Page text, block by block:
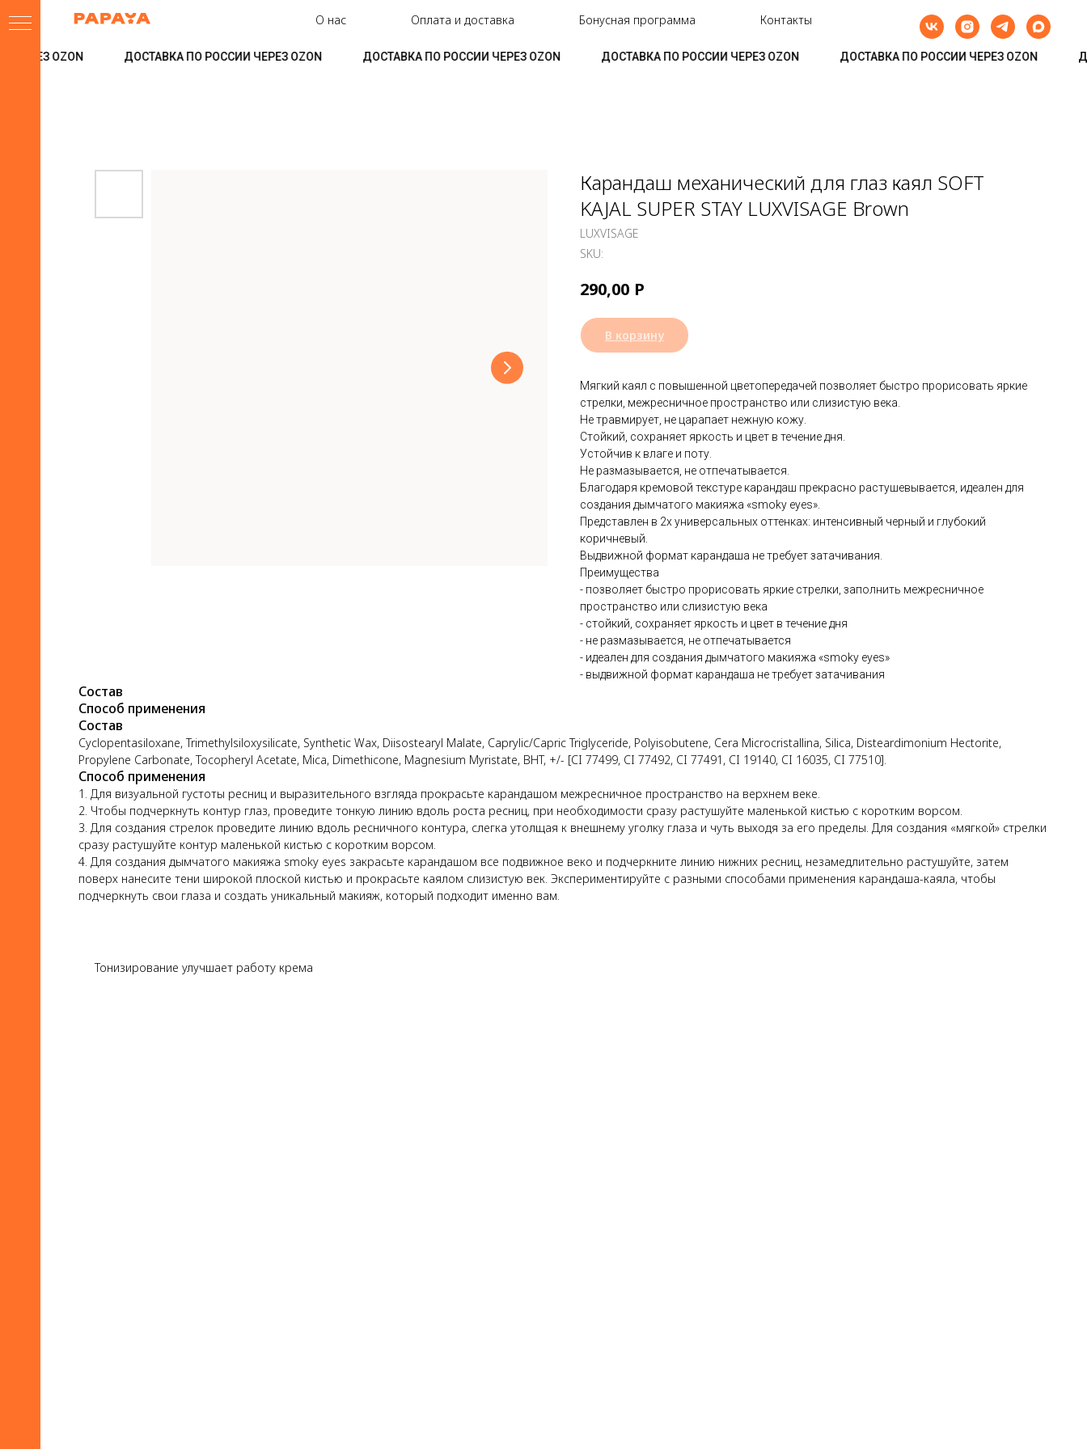
О нас Оплата и доставка Бонусная программа Контакты
OZON ДОСТАВКА ПО РОССИИ ЧЕРЕЗ OZON ДОСТАВКА ПО РОССИИ ЧЕРЕЗ OZON ДОСТАВКА ПО РОССИИ ЧЕРЕЗ OZON ДОСТАВКА ПО РОССИИ ЧЕРЕЗ OZON
Карандаш механический для глаз каял SOFT
KAJAL SUPER STAY LUXVISAGE Brown
LUXVISAGE
SKU:
290,00 Р
В корзину
Мягкий каял с повышенной цветопередачей позволяет быстро прорисовать яркие
стрелки, межресничное пространство или слизистую века.
Не травмирует, не царапает нежную кожу.
Стойкий, сохраняет яркость и цвет в течение дня.
Устойчив к влаге и поту.
Не размазывается, не отпечатывается.
Благодаря кремовой текстуре карандаш прекрасно растушевывается, идеален для
создания дымчатого макияжа «smoky eyes».
Представлен в 2х универсальных оттенках: интенсивный черный и глубокий
коричневый.
Выдвижной формат карандаша не требует затачивания.
Преимущества
- позволяет быстро прорисовать яркие стрелки, заполнить межресничное
пространство или слизистую века
- стойкий, сохраняет яркость и цвет в течение дня
- не размазывается, не отпечатывается
- идеален для создания дымчатого макияжа «smoky eyes»
- выдвижной формат карандаша не требует затачивания
Состав
Способ применения
Состав
Cyclopentasiloxane, Trimethylsiloxysilicate, Synthetic Wax, Diisostearyl Malate, Caprylic/Capric Triglyceride, Polyisobutene, Cera Microcristallina, Silica, Disteardimonium Hectorite,
Propylene Carbonate, Tocopheryl Acetate, Mica, Dimethicone, Magnesium Myristate, BHT, +/- [CI 77499, CI 77492, CI 77491, CI 19140, CI 16035, CI 77510].
Способ применения
1. Для визуальной густоты ресниц и выразительного взгляда прокрасьте карандашом межресничное пространство на верхнем веке.
2. Чтобы подчеркнуть контур глаз, проведите тонкую линию вдоль роста ресниц, при необходимости сразу растушуйте маленькой кистью с коротким ворсом.
3. Для создания стрелок проведите линию вдоль ресничного контура, слегка утолщая к внешнему уголку глаза и чуть выходя за его пределы. Для создания «мягкой» стрелки
сразу растушуйте контур маленькой кистью с коротким ворсом.
4. Для создания дымчатого макияжа smoky eyes закрасьте карандашом все подвижное веко и подчеркните линию нижних ресниц, незамедлительно растушуйте, затем
поверх нанесите тени широкой плоской кистью и прокрасьте каялом слизистую век. Экспериментируйте с разными способами применения карандаша-каяла, чтобы
подчеркнуть свои глаза и создать уникальный макияж, который подходит именно вам.
Тонизирование улучшает работу крема